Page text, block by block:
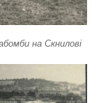
на Скнилові